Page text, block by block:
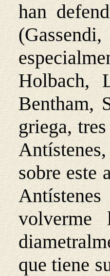
han
Holbach,
Bentham,
griega,
sobre este
que tiene